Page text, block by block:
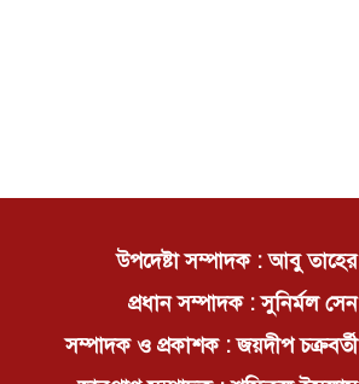
উপদেষ্টা সম্পাদক : আবু তাহের
প্রধান সম্পাদক : সুনির্মল সেন
সম্পাদক ও প্রকাশক : জয়দীপ চক্রবর্তী